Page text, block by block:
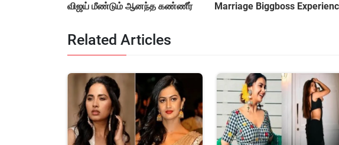
விஜய் மீண்டும் ஆனந்த கண்ணீர்
Marriage Biggboss
Related Articles